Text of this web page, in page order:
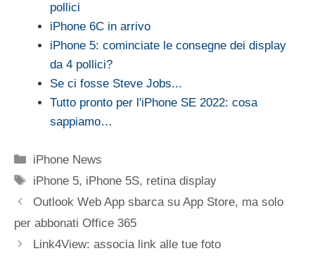
pollici
iPhone 6C in arrivo
iPhone 5: cominciate le consegne dei display
da 4 pollici?
Se ci fosse Steve Jobs...
Tutto pronto per l'iPhone SE 2022: cosa
sappiamo…
Categorie
iPhone News
Tag
iPhone 5, iPhone 5S, retina display
Outlook Web App sbarca su App Store, ma solo
per abbonati Office 365
Link4View: associa link alle tue foto